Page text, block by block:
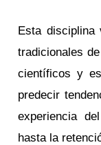
Esta disciplina
tradicionales
científicos y
predecir
experiencia
hasta la